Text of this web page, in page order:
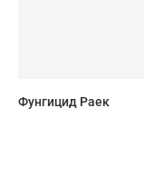
Фунгицид Раек